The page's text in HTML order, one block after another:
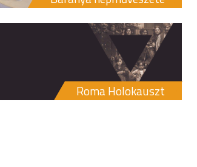
Roma Holokauszt